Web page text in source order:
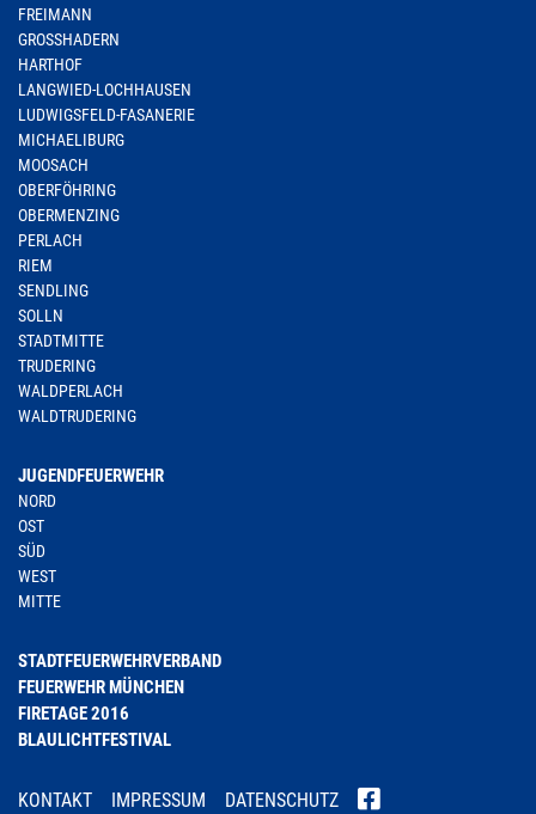
FREIMANN
GROSSHADERN
HARTHOF
LANGWIED-LOCHHAUSEN
LUDWIGSFELD-FASANERIE
MICHAELIBURG
MOOSACH
OBERFÖHRING
OBERMENZING
PERLACH
RIEM
SENDLING
SOLLN
STADTMITTE
TRUDERING
WALDPERLACH
WALDTRUDERING
JUGENDFEUERWEHR
NORD
OST
SÜD
WEST
MITTE
STADTFEUERWEHRVERBAND
FEUERWEHR MÜNCHEN
FIRETAGE 2016
BLAULICHTFESTIVAL
KONTAKT IMPRESSUM DATENSCHUTZ